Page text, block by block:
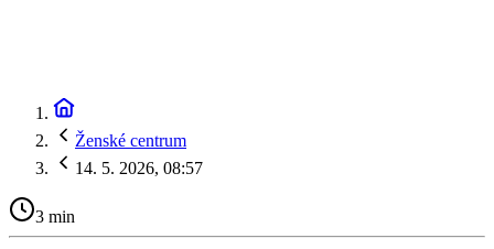
Ženské centrum
14. 5. 2026, 08:57
3 min